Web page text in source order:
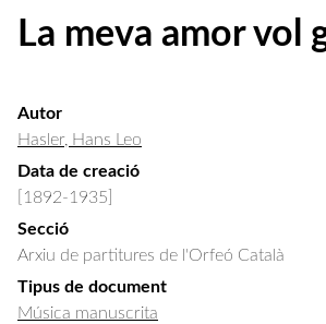
La meva amor vol
Autor
Hasler, Hans Leo
Data de creació
[1892-1935]
Secció
Arxiu de partitures de l'Orfeó Català
Tipus de document
Música manuscrita